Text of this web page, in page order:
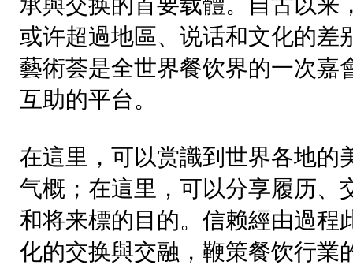
或许超過地區、说话和文化的差
藝術荟是全世界餐饮界的一次嘉
互助的平台。
在這里，可以赏識到世界各地的
气概；在這里，可以分享履历、
和将来標的目的。信赖經由過程
化的交换與交融，鞭策餐饮行業